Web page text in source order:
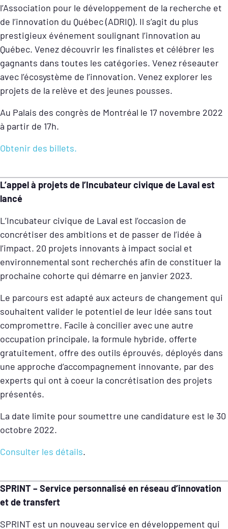
l’Association pour le développement de la recherche et
de l’innovation du Québec (ADRIQ). Il s’agit du plus
prestigieux événement soulignant l’innovation au
Québec. Venez découvrir les finalistes et célébrer les
gagnants dans toutes les catégories. Venez réseauter
avec l’écosystème de l’innovation. Venez explorer les
projets de la relève et des jeunes pousses.
Au Palais des congrès de Montréal le 17 novembre 2022
à partir de 17h.
Obtenir des billets.
L’appel à projets de l’Incubateur civique de Laval est
lancé
L’Incubateur civique de Laval est l’occasion de
concrétiser des ambitions et de passer de l’idée à
l’impact. 20 projets innovants à impact social et
environnemental sont recherchés afin de constituer la
prochaine cohorte qui démarre en janvier 2023.
Le parcours est adapté aux acteurs de changement qui
souhaitent valider le potentiel de leur idée sans tout
compromettre. Facile à concilier avec une autre
occupation principale, la formule hybride, offerte
gratuitement, offre des outils éprouvés, déployés dans
une approche d’accompagnement innovante, par des
experts qui ont à coeur la concrétisation des projets
présentés.
La date limite pour soumettre une candidature est le 30
octobre 2022.
Consulter les détails.
SPRINT – Service personnalisé en réseau d’innovation
et de transfert
SPRINT est un nouveau service en développement qui